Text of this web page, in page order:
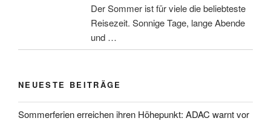
Der Sommer ist für viele die beliebteste
Reisezeit. Sonnige Tage, lange Abende
und …
NEUESTE BEITRÄGE
Sommerferien erreichen ihren Höhepunkt: ADAC warnt vor